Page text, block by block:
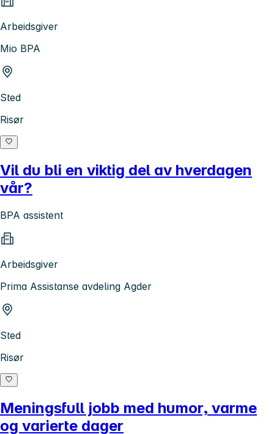
Arbeidsgiver
Mio BPA
Sted
Risør
Vil du bli en viktig del av hverdagen
vår?
BPA assistent
Arbeidsgiver
Prima Assistanse avdeling Agder
Sted
Risør
Meningsfull jobb med humor, varme
og varierte dager